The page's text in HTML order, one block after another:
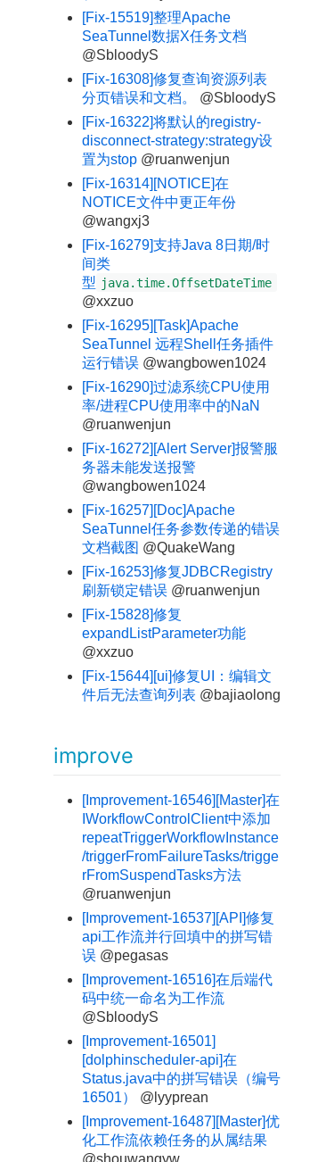
[Fix-15519]整理Apache
SeaTunnel数据X任务文档
@SbloodyS
[Fix-16308]修复查询资源列表
分页错误和文档。
@SbloodyS
[Fix-16322]将默认的registry-
disconnect-strategy:strategy设
置为stop @ruanwenjun
[Fix-16314][NOTICE]在
NOTICE文件中更正年份
@wangxj3
[Fix-16279]支持Java 8日期/时
间类
型 java.time.OffsetDateTime
@xxzuo
[Fix-16295][Task]Apache
SeaTunnel 远程Shell任务插件
运行错误 @wangbowen1024
[Fix-16290]过滤系统CPU使用
率/进程CPU使用率中的NaN
@ruanwenjun
[Fix-16272][Alert Server]报警服
务器未能发送报警
@wangbowen1024
[Fix-16257][Doc]Apache
SeaTunnel任务参数传递的错误
文档截图 @QuakeWang
[Fix-16253]修复JDBCRegistry
刷新锁定错误 @ruanwenjun
[Fix-15828]修复
expandListParameter功能
@xxzuo
[Fix-15644][ui]修复UI：编辑文
件后无法查询列表 @bajiaolong
improve
[Improvement-16546][Master]在
IWorkflowControlClient中添加
repeatTriggerWorkflowInstance
/triggerFromFailureTasks/trigge
rFromSuspendTasks方法
@ruanwenjun
[Improvement-16537][API]修复
api工作流并行回填中的拼写错
误 @pegasas
[Improvement-16516]在后端代
码中统一命名为工作流
@SbloodyS
[Improvement-16501]
[dolphinscheduler-api]在
Status.java中的拼写错误（编号
16501）
@lyyprean
[Improvement-16487][Master]优
化工作流依赖任务的从属结果
@shouwangyw